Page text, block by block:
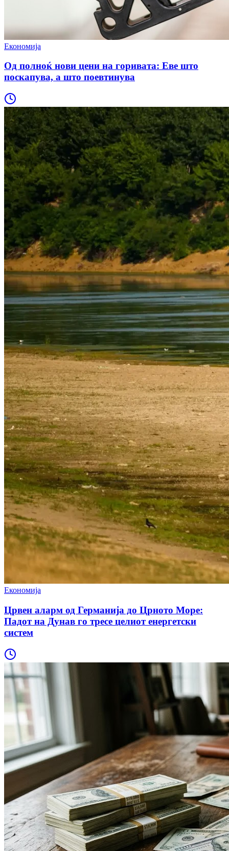
Економија
Од полноќ нови цени на горивата: Еве што
поскапува, а што поевтинува
Економија
Црвен аларм од Германија до Црното Море:
Падот на Дунав го тресе целиот енергетски
систем